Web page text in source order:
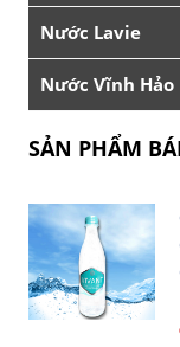
Nước Lavie
Nước Vĩnh Hảo
SẢN PHẨM